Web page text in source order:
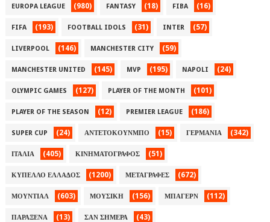
EUROPA LEAGUE (980) FANTASY (18) FIBA (16)
FIFA (193) FOOTBALL IDOLS (31) INTER (57)
LIVERPOOL (146) MANCHESTER CITY (59)
MANCHESTER UNITED (145) MVP (195) NAPOLI (24)
OLYMPIC GAMES (127) PLAYER OF THE MONTH (101)
PLAYER OF THE SEASON (12) PREMIER LEAGUE (186)
SUPER CUP (24) ΑΝΤΕΤΟΚΟΥΝΜΠΟ (15) ΓΕΡΜΑΝΙΑ (342)
ΙΤΑΛΙΑ (405) ΚΙΝΗΜΑΤΟΓΡΑΦΟΣ (51)
ΚΥΠΕΛΛΟ ΕΛΛΑΔΟΣ (1200) ΜΕΤΑΓΡΑΦΕΣ (672)
ΜΟΥΝΤΙΑΛ (603) ΜΟΥΣΙΚΗ (156) ΜΠΑΓΕΡΝ (112)
ΠΑΡΑΞΕΝΑ (13) ΣΑΝ ΣΗΜΕΡΑ (43)